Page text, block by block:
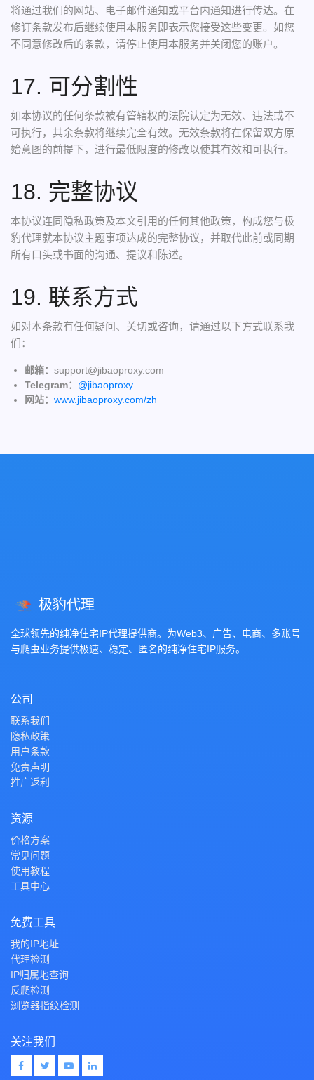
将通过我们的网站、电子邮件通知或平台内通知进行传达。在
修订条款发布后继续使用本服务即表示您接受这些变更。如您
不同意修改后的条款，请停止使用本服务并关闭您的账户。
17. 可分割性
如本协议的任何条款被有管辖权的法院认定为无效、违法或不
可执行，其余条款将继续完全有效。无效条款将在保留双方原
始意图的前提下，进行最低限度的修改以使其有效和可执行。
18. 完整协议
本协议连同隐私政策及本文引用的任何其他政策，构成您与极
豹代理就本协议主题事项达成的完整协议，并取代此前或同期
所有口头或书面的沟通、提议和陈述。
19. 联系方式
如对本条款有任何疑问、关切或咨询，请通过以下方式联系我
们：
邮箱： support@jibaoproxy.com
Telegram： @jibaoproxy
网站： www.jibaoproxy.com/zh
极豹代理
全球领先的纯净住宅IP代理提供商。为Web3、广告、电商、多账号
与爬虫业务提供极速、稳定、匿名的纯净住宅IP服务。
公司
联系我们
隐私政策
用户条款
免责声明
推广返利
资源
价格方案
常见问题
使用教程
工具中心
免费工具
我的IP地址
代理检测
IP归属地查询
反爬检测
浏览器指纹检测
关注我们